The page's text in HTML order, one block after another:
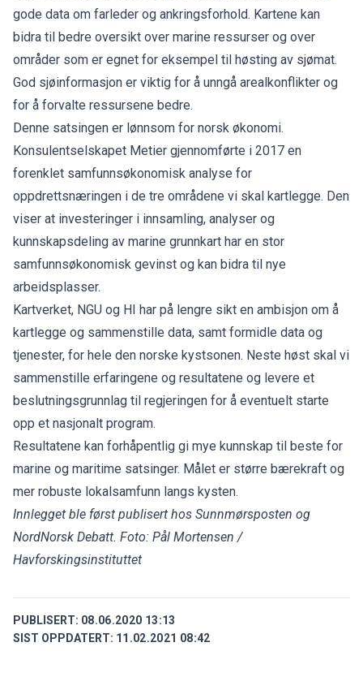
gode data om farleder og ankringsforhold. Kartene kan
bidra til bedre oversikt over marine ressurser og over
områder som er egnet for eksempel til høsting av sjømat.
God sjøinformasjon er viktig for å unngå arealkonflikter og
for å forvalte ressursene bedre.
Denne satsingen er lønnsom for norsk økonomi.
Konsulentselskapet Metier gjennomførte i 2017 en
forenklet samfunnsøkonomisk analyse for
oppdrettsnæringen i de tre områdene vi skal kartlegge. Den
viser at investeringer i innsamling, analyser og
kunnskapsdeling av marine grunnkart har en stor
samfunnsøkonomisk gevinst og kan bidra til nye
arbeidsplasser.
Kartverket, NGU og HI har på lengre sikt en ambisjon om å
kartlegge og sammenstille data, samt formidle data og
tjenester, for hele den norske kystsonen. Neste høst skal vi
sammenstille erfaringene og resultatene og levere et
beslutningsgrunnlag til regjeringen for å eventuelt starte
opp et nasjonalt program.
Resultatene kan forhåpentlig gi mye kunnskap til beste for
marine og maritime satsinger. Målet er større bærekraft og
mer robuste lokalsamfunn langs kysten.
Innlegget ble først publisert hos Sunnmørsposten og
NordNorsk Debatt. Foto: Pål Mortensen /
Havforskingsinstituttet
PUBLISERT: 08.06.2020 13:13
SIST OPPDATERT: 11.02.2021 08:42